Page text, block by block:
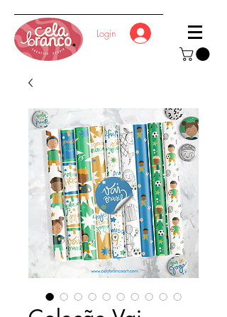
Login